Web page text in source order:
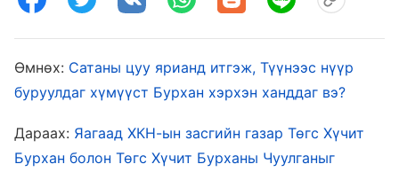
адилхан ажил хийж, Бурханыг эсэргүүцэх нэг
Бурханыг өндөрт өргөж байна гэдэгтээ
итгэдэг. Хүний нүд яаж Бурханыг таньж чадах
билээ? Махан биеэр амьдардаг хүн, Сүнснээс
ирсэн, бие махбод болсон Бурханд хэрхэн
Өмнөх: Сатаны цуу ярианд итгэж, Түүнээс нүүр
буруулдаг хүмүүст Бурхан хэрхэн ханддаг вэ?
Дараах: Яагаад ХКН-ын засгийн газар Төгс Хүчит
Бурхан болон Төгс Хүчит Бурханы Чуулганыг